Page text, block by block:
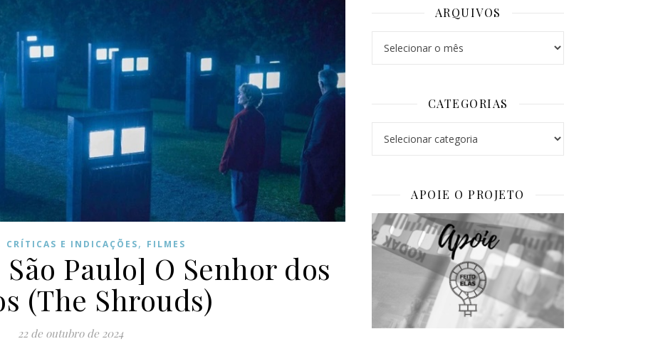
CRÍTICAS E INDICAÇÕES, FILMES
Paulo] O Senhor dos
(The Shrouds)
22 de outubro de 2024
ARQUIVOS
CATEGORIAS
APOIE O PROJETO